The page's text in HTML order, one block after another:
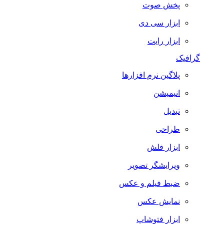
پخش صوت
ابزار سی دی
ابزار رایت
گرافیک
پلاگین نرم افزارها
انیمیشن
تبدیل
طراحی
ابزار فلش
ویرایشگر تصویر
ضبط فيلم و عكس
نمایش عکس
ابزار فتوشاپ